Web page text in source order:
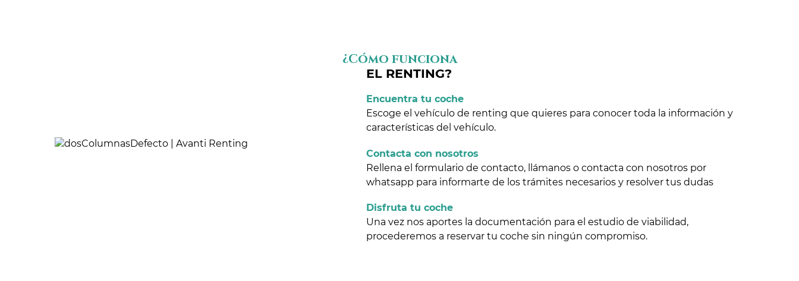
¿Cómo funciona
EL RENTING?
Encuentra tu coche
Escoge el vehículo de renting que quieres para conocer toda la información y
características del vehículo.
Contacta con nosotros
Rellena el formulario de contacto, llámanos o contacta con nosotros por
whatsapp para informarte de los trámites necesarios y resolver tus dudas
Disfruta tu coche
Una vez nos aportes la documentación para el estudio de viabilidad,
procederemos a reservar tu coche sin ningún compromiso.